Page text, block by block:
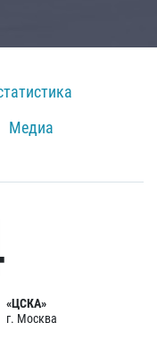
Медиа
«ЦСКА»
г. Москва